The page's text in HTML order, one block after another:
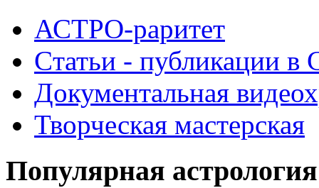
АСТРО-раритет
Cтатьи - публикации
Документальная
Творческая мастерская
Популярная астрология